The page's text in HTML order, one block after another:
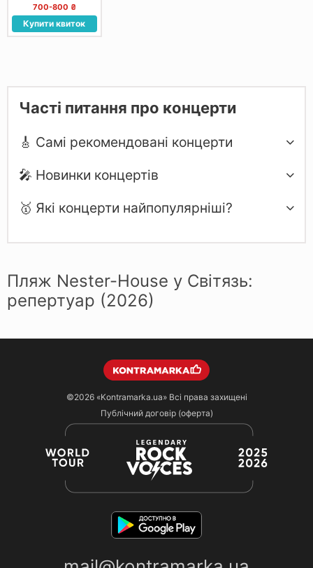
700-800 ₴
Купити квиток
Часті питання про концерти
🎸 Самі рекомендовані концерти
🎤 Новинки концертів
🥇 Які концерти найпопулярніші?
Пляж Nester-House у Світязь:
репертуар (2026)
©2026 «Kontramarka.ua»Всі права захищені
Публічний договір (оферта)